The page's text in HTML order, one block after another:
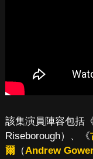
該集演員陣容包括
Riseborough）、《
爾（Andrew